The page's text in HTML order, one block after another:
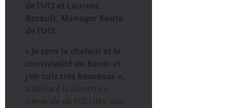
de l’UCI et Laurent
Bezault, Manager Route
de l’UCI.
« Je sens la chaleur et la
convivialité du Bénin et
j’en suis très heureuse »,
a déclaré la Directrice
Générale de l’UCI dès son